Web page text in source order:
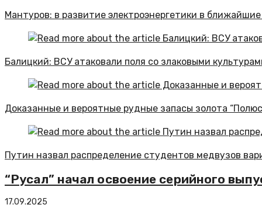
Мантуров: в развитие электроэнергетики в
Балицкий: ВСУ атаковали поля со злаковыми
Доказанные и вероятные рудные запасы золота
Путин назвал распределение студентов медвузов
“Русал” начал освоение серийного
17.09.2025